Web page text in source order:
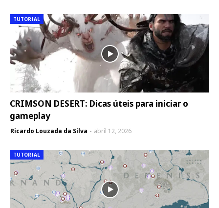
TUTORIAL
CRIMSON DESERT: Dicas úteis para iniciar o
gameplay
Ricardo Louzada da Silva abril 12, 2026
TUTORIAL